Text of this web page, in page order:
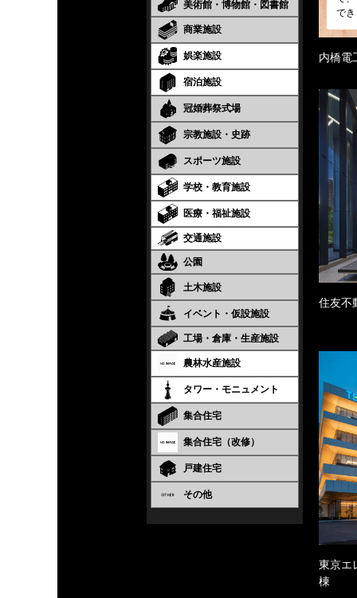
美術館・博物館・図書館
商業施設
娯楽施設
宿泊施設
冠婚葬祭式場
宗教施設・史跡
スポーツ施設
学校・教育施設
医療・福祉施設
交通施設
公園
土木施設
イベント・仮設施設
工場・倉庫・生産施設
農林水産施設
タワー・モニュメント
集合住宅
集合住宅（改修）
戸建住宅
その他
で
内橋電
住友不
東京エ
棟